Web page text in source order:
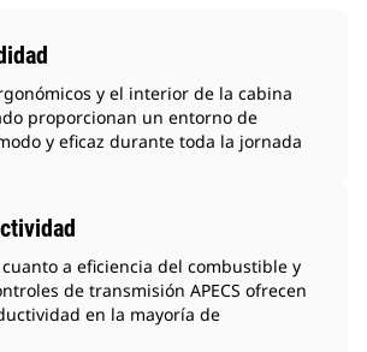
y el interior de la cabina
proporcionan un entorno de
y eficaz durante toda la jornada
a eficiencia del combustible y
de transmisión APECS ofrecen
en la mayoría de